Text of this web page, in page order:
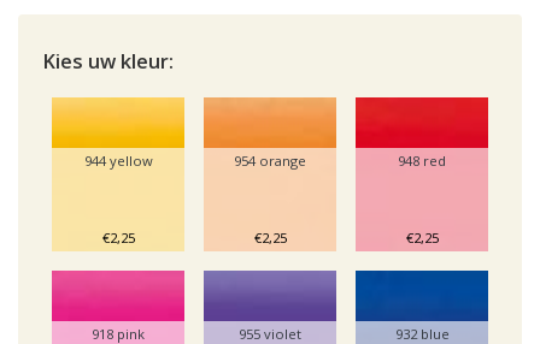
Kies uw kleur:
944 yellow
€2,25
954 orange
€2,25
948 red
€2,25
918 pink 955 violet 932 blue